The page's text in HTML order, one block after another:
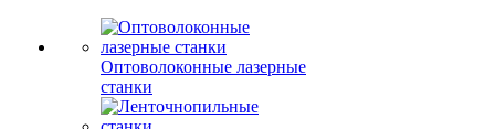
Оптоволоконные лазерные
станки